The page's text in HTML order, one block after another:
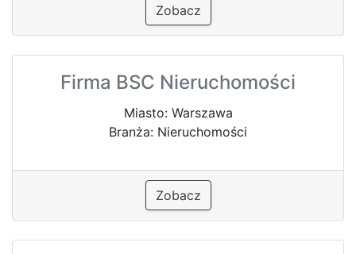
Zobacz
Firma BSC Nieruchomości
Miasto: Warszawa
Branża: Nieruchomości
Zobacz